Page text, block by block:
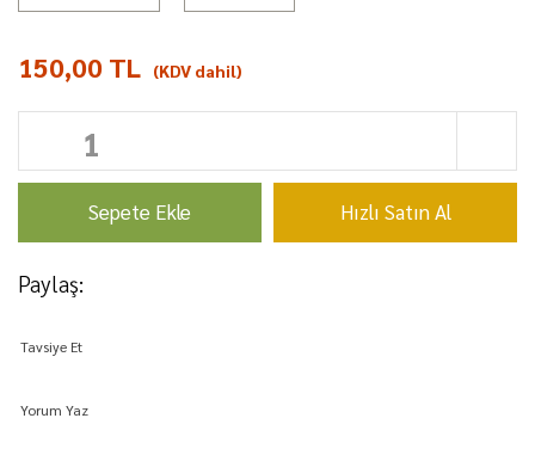
150,00 TL (KDV dahil)
Sepete Ekle Hızlı Satın Al
Paylaş:
Tavsiye Et
Yorum Yaz